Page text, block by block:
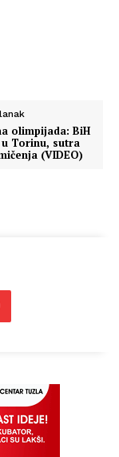
olimpijada: BiH
Torinu, sutra
(VIDEO)